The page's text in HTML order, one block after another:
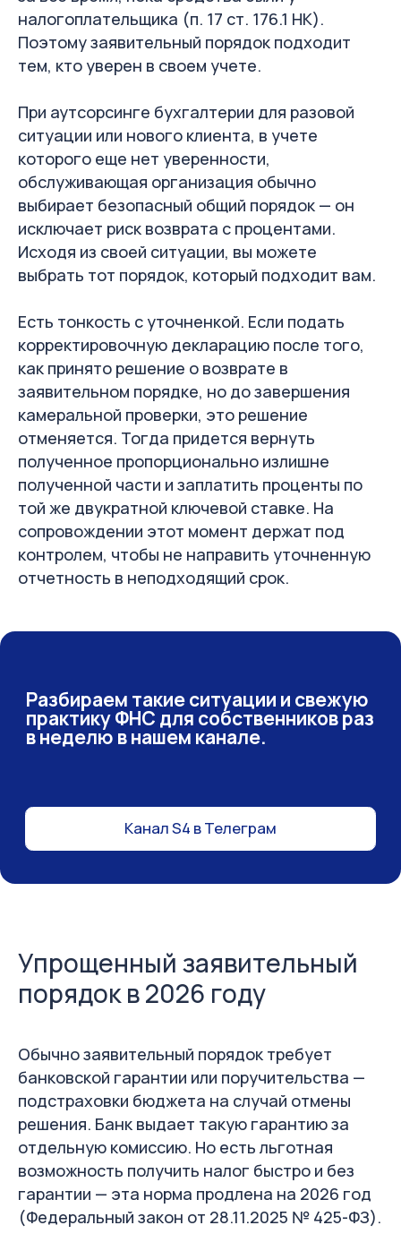
налогоплательщика (п. 17 ст. 176.1 НК).
Поэтому заявительный порядок подходит
тем, кто уверен в своем учете.
При аутсорсинге бухгалтерии для разовой
ситуации или нового клиента, в учете
которого еще нет уверенности,
обслуживающая организация обычно
выбирает безопасный общий порядок — он
исключает риск возврата с процентами.
Исходя из своей ситуации, вы можете
выбрать тот порядок, который подходит вам.
Есть тонкость с уточненкой. Если подать
корректировочную декларацию после того,
как принято решение о возврате в
заявительном порядке, но до завершения
камеральной проверки, это решение
отменяется. Тогда придется вернуть
полученное пропорционально излишне
полученной части и заплатить проценты по
той же двукратной ключевой ставке. На
сопровождении этот момент держат под
контролем, чтобы не направить уточненную
отчетность в неподходящий срок.
Упрощенный заявительный
порядок в 2026 году
Обычно заявительный порядок требует
банковской гарантии или поручительства —
подстраховки бюджета на случай отмены
решения. Банк выдает такую гарантию за
отдельную комиссию. Но есть льготная
возможность получить налог быстро и без
гарантии — эта норма продлена на 2026 год
(Федеральный закон от 28.11.2025 № 425-ФЗ).
Подписывайтесь!
Рассказываем, как уменьшить налоги,
защитить бизнес от ФНС и эффективно
управлять бухгалтерией.
Email-рассылка
Telegram-канал